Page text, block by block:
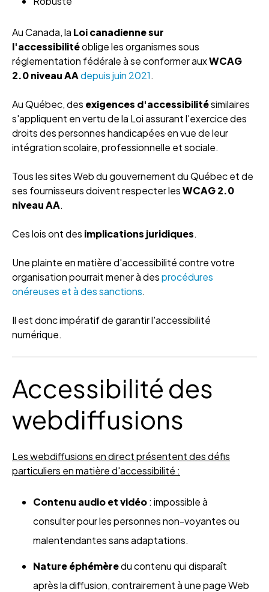
Au Canada, la Loi canadienne sur
l'accessibilitéoblige les organismes sous
réglementation fédérale à se conformer auxWCAG
2.0 niveau AAdepuis juin 2021.
Au Québec, des exigences d'accessibilitésimilaires
s'appliquent en vertu de la Loi assurant l'exercice des
droits des personnes handicapées en vue de leur
intégration scolaire, professionnelle et sociale.
Tous les sites Web du gouvernement du Québec et de
ses fournisseurs doivent respecter lesWCAG 2.0
niveau AA.
Ces lois ont des implications juridiques.
Une plainte en matière d'accessibilité contre votre
organisation pourrait mener à desprocédures
onéreuses et à des sanctions.
Il est donc impératif de garantir l'accessibilité
numérique.
Accessibilité des
webdiffusions
Les webdiffusions en direct présentent des défis
particuliers en matière d'accessibilité :
Contenu audio et vidéo: impossible à
consulter pour les personnes non-voyantes ou
malentendantes sans adaptations.
Nature éphémèredu contenu qui disparaît
après la diffusion, contrairement à une page Web